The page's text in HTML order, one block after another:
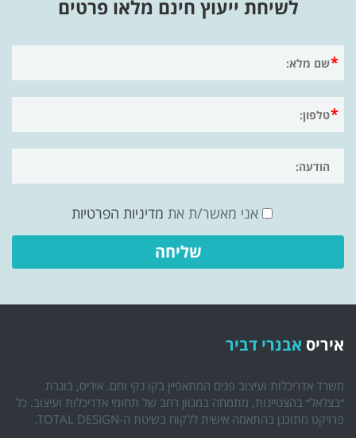
לשיחת ייעוץ חינם מלאו פרטים
אני מאשר/ת את מדיניות הפרטיות
איריס אבנרי דביר
משרד אדריכלות ועיצוב פנים המתאפיין בקו נקי וחם. איריס, בוגרת
״בצלאל״ בהצטיינות, מתמחה במגוון רחב של תחומי אדריכלות ועיצוב. כל
פרויקט מתוכנן בהתאמה אישית ללקוח בשיטת ה-TOTAL DESIGN.